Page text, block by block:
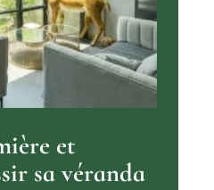
et
sa véranda